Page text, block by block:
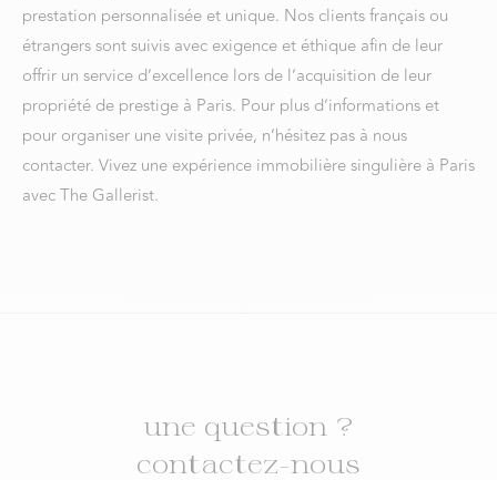
prestation personnalisée et unique. Nos clients français ou
étrangers sont suivis avec exigence et éthique afin de leur
offrir un service d’excellence lors de l’acquisition de leur
propriété de prestige à Paris. Pour plus d’informations et
pour organiser une visite privée, n’hésitez pas à nous
contacter. Vivez une expérience immobilière singulière à Paris
avec The Gallerist.
une question ?
contactez-nous